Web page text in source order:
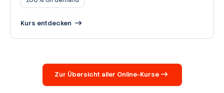
Kurs entdecken
Zur Übersicht aller Online-Kurse